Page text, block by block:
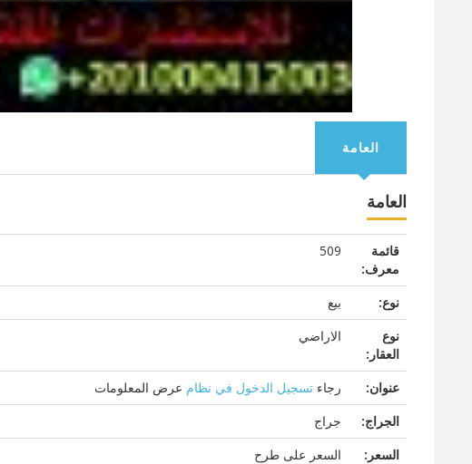
العامة
العامة
قائمة
معرف:
509
نوع:
بيع
نوع
العقار:
الاراضي
عنوان: رجاء تسجيل الدخول في نظام عرض المعلومات
الجراج:
جراج
السعر:
السعر على طرح